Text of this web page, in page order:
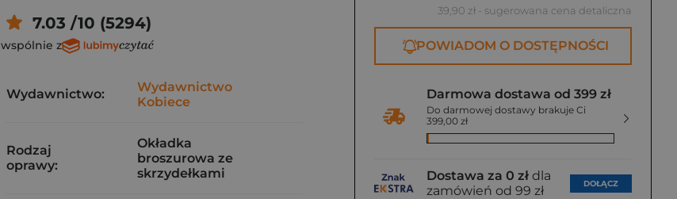
39,90 zł - sugerowana cena detaliczna
POWIADOM O DOSTĘPNOŚCI
Darmowa dostawa od 399 zł
Do darmowej dostawy brakuje Ci
399,00 zł
Dostawa za 0 zł dla
zamówień od 99 zł
DOŁĄCZ
7.03 /10 (5294)
wspólnie z
Wydawnictwo:
Wydawnictwo
Kobiece
Rodzaj
oprawy:
Okładka
broszurowa ze
skrzydełkami